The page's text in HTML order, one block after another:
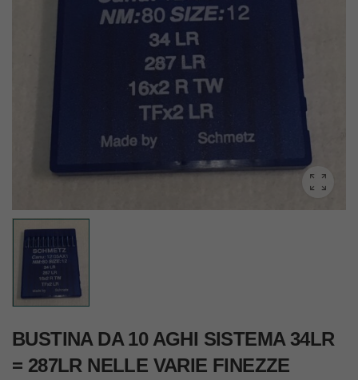
BUSTINA DA 10 AGHI SISTEMA 34LR
= 287LR NELLE VARIE FINEZZE